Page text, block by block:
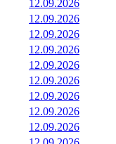
12.09.2026
12.09.2026
12.09.2026
12.09.2026
12.09.2026
12.09.2026
12.09.2026
12.09.2026
12.09.2026